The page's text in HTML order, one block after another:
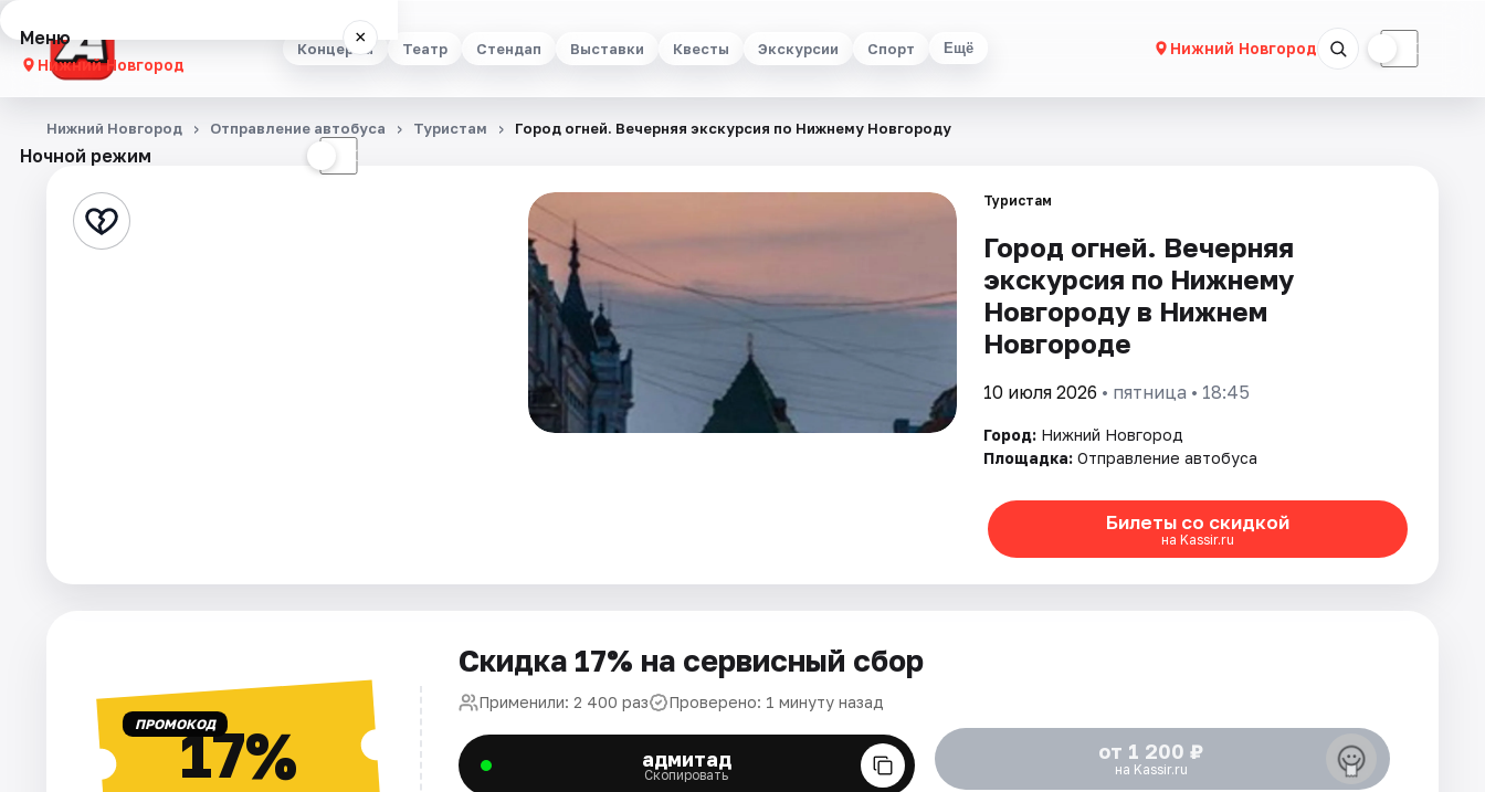
Концерты Театр Стендап Выставки Квесты Экскурсии Спорт Ещё Нижний Новгород ☾
Меню ×
Нижний Новгород
Концерты
Стендап
Рейтинги
Ночной режим ☾
Нижний Новгород Отправление автобуса Туристам Город огней. Вечерняя экскурсия по Нижнему Новгороду
Туристам
Город огней. Вечерняя
экскурсия по Нижнему
Новгороду в Нижнем
Новгороде
10 июля 2026 • пятница • 18:45
Город: Нижний Новгород
Площадка: Отправление автобуса
Билеты со скидкой
на Kassir.ru
ПРОМОКОД17%
Скидка 17% на сервисный сбор
Применили: 2 400 раз Проверено: 1 минуту назад
адмитад
Скопировать
от 1 200 ₽
на Kassir.ru